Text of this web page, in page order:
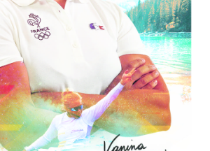
digital
TRAN – ATHLÈTE – BADMINTON